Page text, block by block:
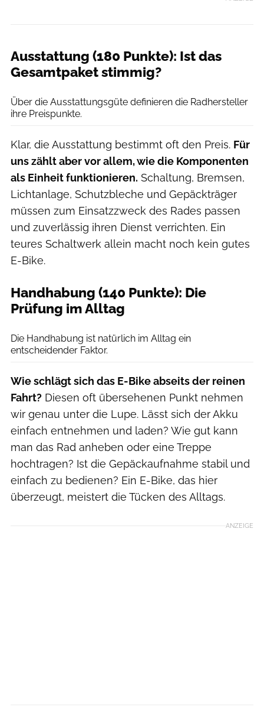
Ausstattung (180 Punkte): Ist das
Gesamtpaket stimmig?
Über die Ausstattungsgüte definieren die Radhersteller
ihre Preispunkte.
Klar, die Ausstattung bestimmt oft den Preis. Für
uns zählt aber vor allem, wie die Komponenten
als Einheit funktionieren. Schaltung, Bremsen,
Lichtanlage, Schutzbleche und Gepäckträger
müssen zum Einsatzzweck des Rades passen
und zuverlässig ihren Dienst verrichten. Ein
teures Schaltwerk allein macht noch kein gutes
E-Bike.
Handhabung (140 Punkte): Die
Prüfung im Alltag
Die Handhabung ist natürlich im Alltag ein
entscheidender Faktor.
Wie schlägt sich das E-Bike abseits der reinen
Fahrt? Diesen oft übersehenen Punkt nehmen
wir genau unter die Lupe. Lässt sich der Akku
einfach entnehmen und laden? Wie gut kann
man das Rad anheben oder eine Treppe
hochtragen? Ist die Gepäckaufnahme stabil und
einfach zu bedienen? Ein E-Bike, das hier
überzeugt, meistert die Tücken des Alltags.
ANZEIGE